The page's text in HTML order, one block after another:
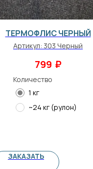
ТЕРМОФЛИС ЧЕРНЫЙ
Артикул: 303 Черный
799 ₽
Количество
1 кг
~24 кг (рулон)
ЗАКАЗАТЬ